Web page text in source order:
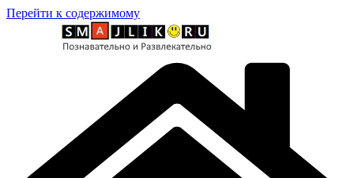
Перейти к содержимому